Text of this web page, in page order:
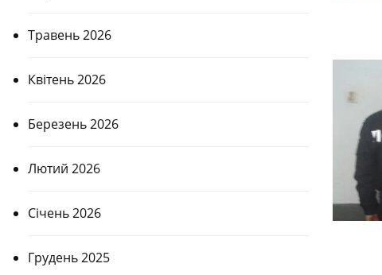
Травень 2026
Квітень 2026
Березень 2026
Лютий 2026
Січень 2026
Грудень 2025